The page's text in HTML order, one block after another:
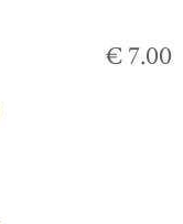
€ 7.00